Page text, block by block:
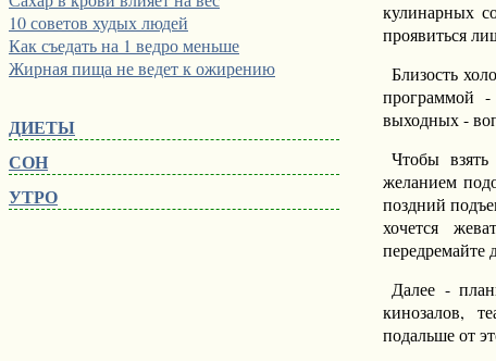
10 советов худых людей
Как съедать на 1 ведро меньше
Жирная пища не ведет к ожирению
ДИЕТЫ
СОН
УТРО
кулинарных
проявиться
Близость
программой
выходных -
Чтобы
желанием
поздний
хочется
передремайте
Далее -
кинозалов,
подальше от